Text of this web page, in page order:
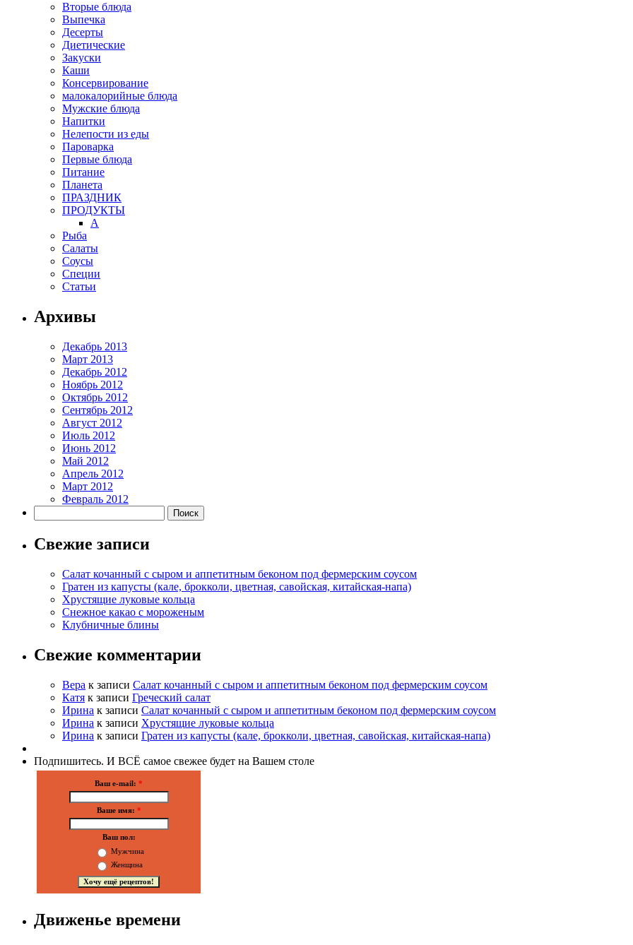
Вторые блюда
Выпечка
Десерты
Диетические
Закуски
Каши
Консервирование
малокалорийные блюда
Мужские блюда
Напитки
Нелепости из еды
Пароварка
Первые блюда
Питание
Планета
ПРАЗДНИК
ПРОДУКТЫ
А
Рыба
Салаты
Соусы
Специи
Статьи
Архивы
Декабрь 2013
Март 2013
Декабрь 2012
Ноябрь 2012
Октябрь 2012
Сентябрь 2012
Август 2012
Июль 2012
Июнь 2012
Май 2012
Апрель 2012
Март 2012
Февраль 2012
Свежие записи
Салат кочанный с сыром и аппетитным беконом под фермерским соусом
Гратен из капусты (кале, брокколи, цветная, савойская, китайская-напа)
Хрустящие луковые кольца
Снежное какао с мороженым
Клубничные блины
Свежие комментарии
Вера к записи Салат кочанный с сыром и аппетитным беконом под фермерским соусом
Катя к записи Греческий салат
Ирина к записи Салат кочанный с сыром и аппетитным беконом под фермерским соусом
Ирина к записи Хрустящие луковые кольца
Ирина к записи Гратен из капусты (кале, брокколи, цветная, савойская, китайская-напа)
Подпишитесь. И ВСЁ самое свежее будет на Вашем столе
Ваш e-mail: *
Ваше имя: *
Ваш пол:
Мужчина
Женщина
Движенье времени